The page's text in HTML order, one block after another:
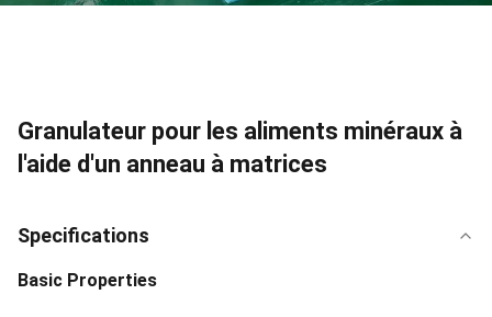
Granulateur pour les aliments minéraux à
l'aide d'un anneau à matrices
Specifications
Basic Properties